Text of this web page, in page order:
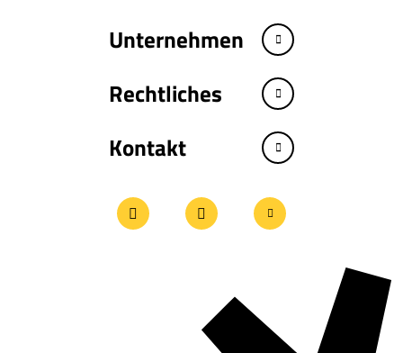
Unternehmen
Rechtliches
Kontakt